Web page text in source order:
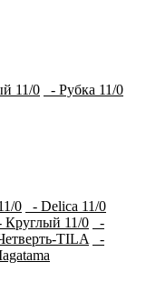
11/0 - Рубка 11/0
0
- Delica 11/0
Круглый 11/0
-
TILA
-